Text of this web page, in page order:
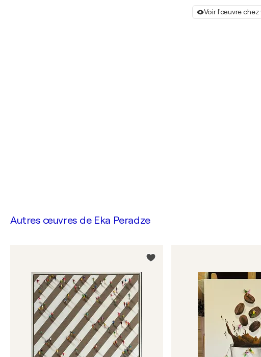
Voir l'œuvre chez
Autres œuvres de Eka Peradze